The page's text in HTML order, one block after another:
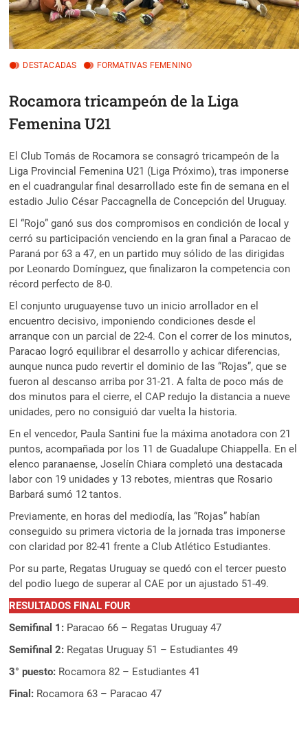
DESTACADAS FORMATIVAS FEMENINO
Rocamora tricampeón de la Liga
Femenina U21
El Club Tomás de Rocamora se consagró tricampeón de la
Liga Provincial Femenina U21 (Liga Próximo), tras imponerse
en el cuadrangular final desarrollado este fin de semana en el
estadio Julio César Paccagnella de Concepción del Uruguay.
El “Rojo” ganó sus dos compromisos en condición de local y
cerró su participación venciendo en la gran final a Paracao de
Paraná por 63 a 47, en un partido muy sólido de las dirigidas
por Leonardo Domínguez, que finalizaron la competencia con
récord perfecto de 8-0.
El conjunto uruguayense tuvo un inicio arrollador en el
encuentro decisivo, imponiendo condiciones desde el
arranque con un parcial de 22-4. Con el correr de los minutos,
Paracao logró equilibrar el desarrollo y achicar diferencias,
aunque nunca pudo revertir el dominio de las “Rojas”, que se
fueron al descanso arriba por 31-21. A falta de poco más de
dos minutos para el cierre, el CAP redujo la distancia a nueve
unidades, pero no consiguió dar vuelta la historia.
En el vencedor, Paula Santini fue la máxima anotadora con 21
puntos, acompañada por los 11 de Guadalupe Chiappella. En el
elenco paranaense, Joselín Chiara completó una destacada
labor con 19 unidades y 13 rebotes, mientras que Rosario
Barbará sumó 12 tantos.
Previamente, en horas del mediodía, las “Rojas” habían
conseguido su primera victoria de la jornada tras imponerse
con claridad por 82-41 frente a Club Atlético Estudiantes.
Por su parte, Regatas Uruguay se quedó con el tercer puesto
del podio luego de superar al CAE por un ajustado 51-49.
RESULTADOS FINAL FOUR
Semifinal 1: Paracao 66 – Regatas Uruguay 47
Semifinal 2: Regatas Uruguay 51 – Estudiantes 49
3° puesto: Rocamora 82 – Estudiantes 41
Final: Rocamora 63 – Paracao 47